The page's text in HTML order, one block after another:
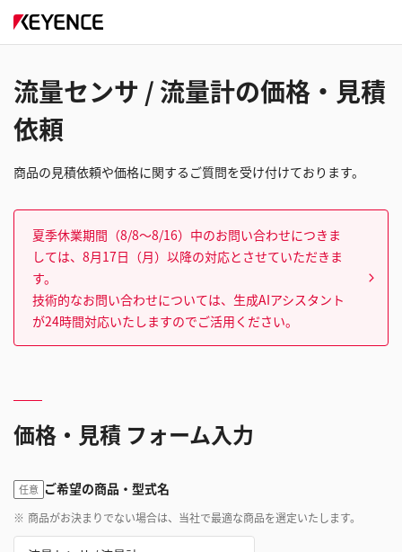
流量センサ / 流量計の価格・見積
依頼
商品の見積依頼や価格に関するご質問を受け付けております。
夏季休業期間（8/8～8/16）中のお問い合わせにつきま
しては、8月17日（月）以降の対応とさせていただきま
す。
技術的なお問い合わせについては、生成AIアシスタント
が24時間対応いたしますのでご活用ください。
価格・見積 フォーム入力
任意 ご希望の商品・型式名
※ 商品がお決まりでない場合は、当社で最適な商品を選定いたします。